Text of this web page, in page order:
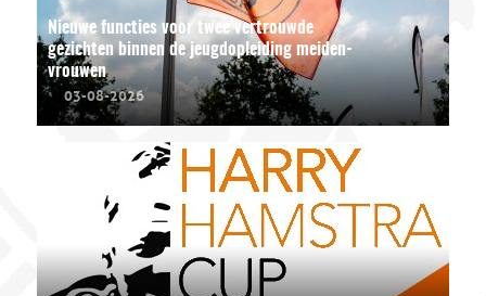
Nieuwe functies voor twee vertrouwde
gezichten binnen de jeugdopleiding meiden-
vrouwen
03-08-2026